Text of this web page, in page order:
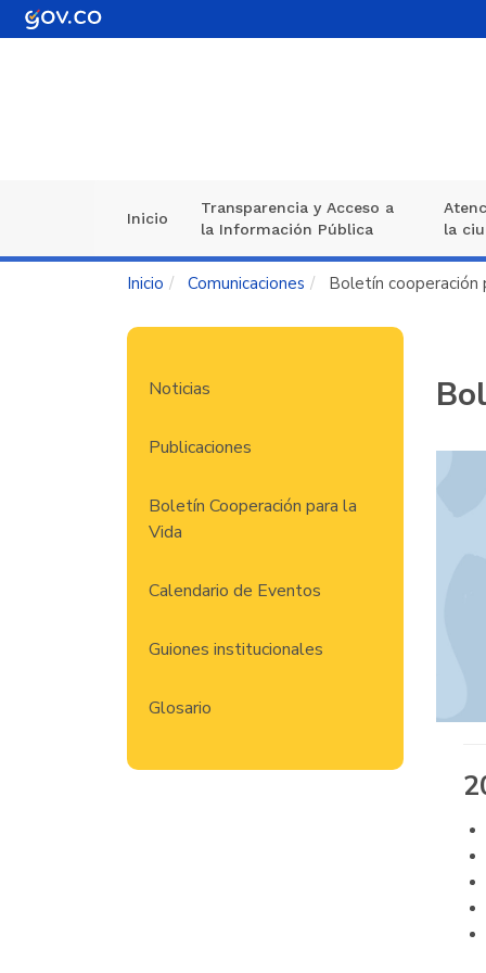
Pasar
al
Navegación
principal
Inicio
Transparencia y Acceso a
la Información Pública
la
Inicio Comunicaciones Boletín cooperación
Noticias
Publicaciones
Boletín Cooperación para la
Vida
Calendario de Eventos
Guiones institucionales
Glosario